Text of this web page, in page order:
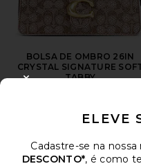
BOLSA DE OMBRO 26IN
CRYSTAL SIGNATURE
TABBY
Favorite
ELEVE
Cadastre-se na
DESCONTO*, é como